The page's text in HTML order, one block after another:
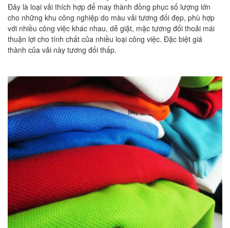
Đây là loại vải thích hợp để may thành đồng phục số lượng lớn
cho những khu công nghiệp do màu vải tương đối đẹp, phù hợp
với nhiều công việc khác nhau, dễ giặt, mặc tương đối thoải mái
thuận lợi cho tính chất của nhiều loại công việc. Đặc biệt giá
thành của vải này tương đối thấp.